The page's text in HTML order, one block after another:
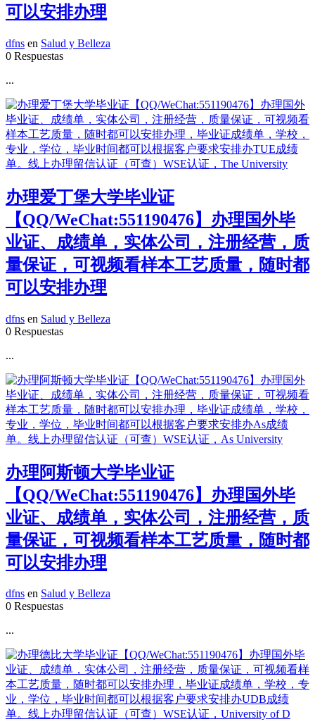
可以安排办理
dfns en Salud y Belleza
0 Respuestas
...
办理爱丁堡大学毕业证
【QQ/WeChat:551190476】办理国外毕
业证、成绩单，实体公司，注册经营，质
量保证，可视频看样本工艺质量，随时都
可以安排办理
dfns en Salud y Belleza
0 Respuestas
...
办理阿斯顿大学毕业证
【QQ/WeChat:551190476】办理国外毕
业证、成绩单，实体公司，注册经营，质
量保证，可视频看样本工艺质量，随时都
可以安排办理
dfns en Salud y Belleza
0 Respuestas
...